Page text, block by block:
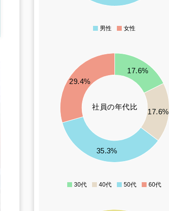
男性 女性
社員の年代比
17.6%
17.6%
35.3%
29.4%
30代 40代 50代 60代